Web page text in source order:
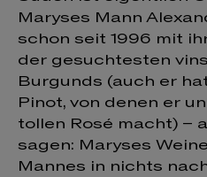
Maryses Mann
schon seit 1996 mit
der gesuchtesten
Burgunds (auch er
Pinot, von denen er
tollen Rosé macht) –
sagen: Maryses
Mannes in nichts